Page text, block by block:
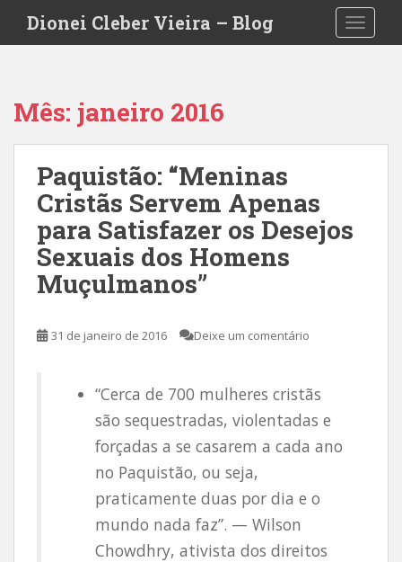
i
Dionei Cleber Vieira – Blog
Mês: janeiro 2016
Paquistão: “Meninas
Cristãs Servem Apenas
para Satisfazer os Desejos
Sexuais dos Homens
Muçulmanos”
31 de janeiro de 2016 Deixe um comentário
“Cerca de 700 mulheres cristãs
são sequestradas, violentadas e
forçadas a se casarem a cada ano
no Paquistão, ou seja,
praticamente duas por dia e o
mundo nada faz”. — Wilson
Chowdhry, ativista dos direitos